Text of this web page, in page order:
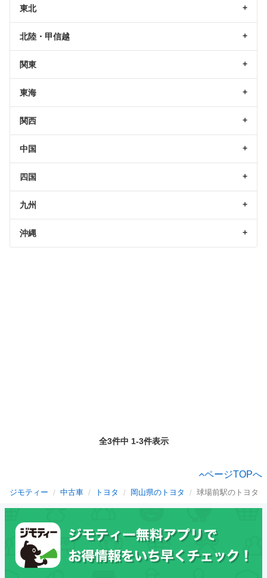
東北
北陸・甲信越
関東
東海
関西
中国
四国
九州
沖縄
全3件中 1-3件表示
ページTOPへ
ジモティー 中古車 トヨタ 岡山県のトヨタ 球場前駅のトヨタ